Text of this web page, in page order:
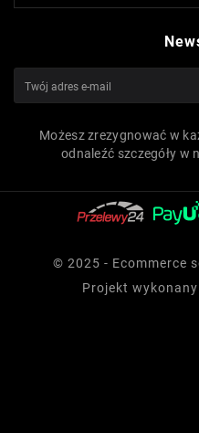
Możesz zrezygnować w
odnaleźć szczegóły w
© 2025 - Ecommerce
Projekt